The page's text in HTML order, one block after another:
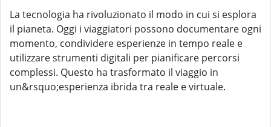
La tecnologia ha rivoluzionato il modo in cui si esplora
il pianeta. Oggi i viaggiatori possono documentare ogni
momento, condividere esperienze in tempo reale e
utilizzare strumenti digitali per pianificare percorsi
complessi. Questo ha trasformato il viaggio in
un&rsquo;esperienza ibrida tra reale e virtuale.